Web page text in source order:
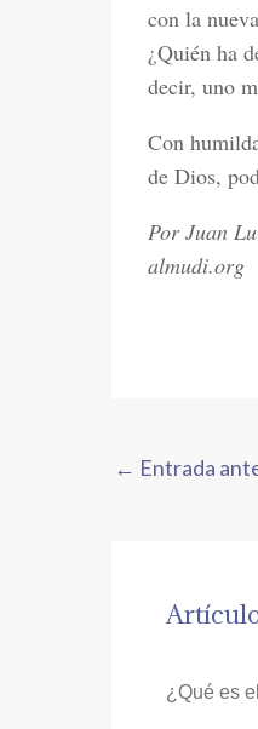
con la
¿Quién ha
decir, uno
Con
de Dios,
Por Juan
almudi.org
← Entrada
¿Qué es